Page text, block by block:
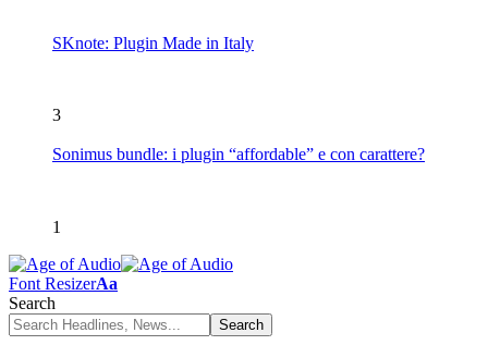
SKnote: Plugin Made in Italy
3
Sonimus bundle: i plugin “affordable” e con carattere?
1
Font ResizerAa
Search